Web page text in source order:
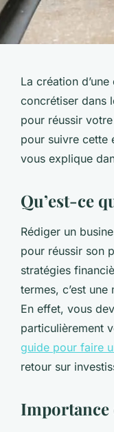
La création
concrétiser dans
pour réussir
pour suivre cette
vous explique
Qu’est-ce
Rédiger un
pour réussir son
stratégies
termes, c’est
En effet, vous
particulièrement
guide pour faire
retour sur
Importance